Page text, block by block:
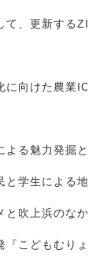
て、更新するZINE
化に向けた農業
よる魅力発掘と多
と学生による地域
と吹上浜のなかま
『こどもむりょう